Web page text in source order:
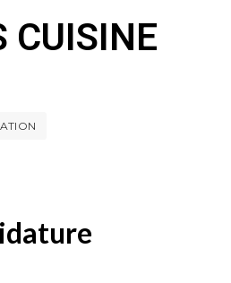
CUISINE